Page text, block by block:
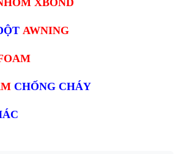
AWNING
CHỐNG CHÁY